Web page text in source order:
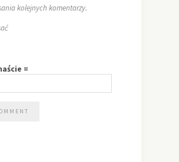
kolejnych komentarzy.
=